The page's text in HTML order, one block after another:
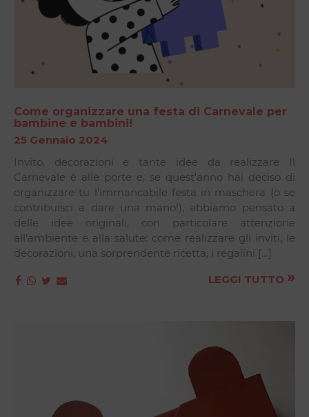
Come organizzare una festa di Carnevale per
bambine e bambini!
25 Gennaio 2024
Invito, decorazioni e tante idee da realizzare Il
Carnevale è alle porte e, se quest’anno hai deciso di
organizzare tu l’immancabile festa in maschera (o se
contribuisci a dare una mano!), abbiamo pensato a
delle idee originali, con particolare attenzione
all’ambiente e alla salute: come realizzare gli inviti, le
decorazioni, una sorprendente ricetta, i regalini […]
LEGGI TUTTO »